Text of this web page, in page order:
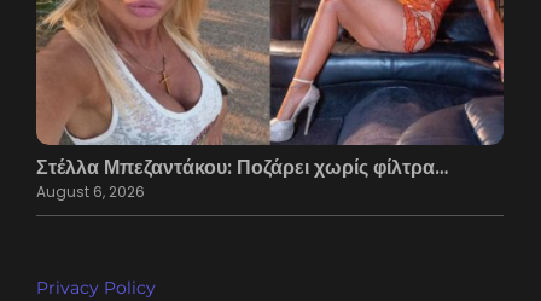
Στέλλα Μπεζαντάκου: Ποζάρει χωρίς φίλτρα…
August 6, 2026
Privacy Policy